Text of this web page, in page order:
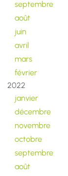
septembre
août
juin
avril
mars
février
2022
janvier
décembre
novembre
octobre
septembre
août